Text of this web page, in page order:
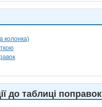
колонка)
до таблиці поправок